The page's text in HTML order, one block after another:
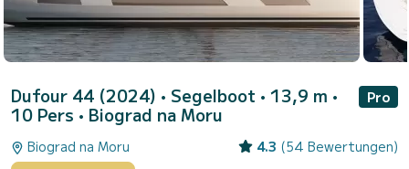
Dufour 44 (2024) • Segelboot • 13,9 m •
10 Pers • Biograd na Moru
Pro
Biograd na Moru 4.3 (54 Bewertungen)